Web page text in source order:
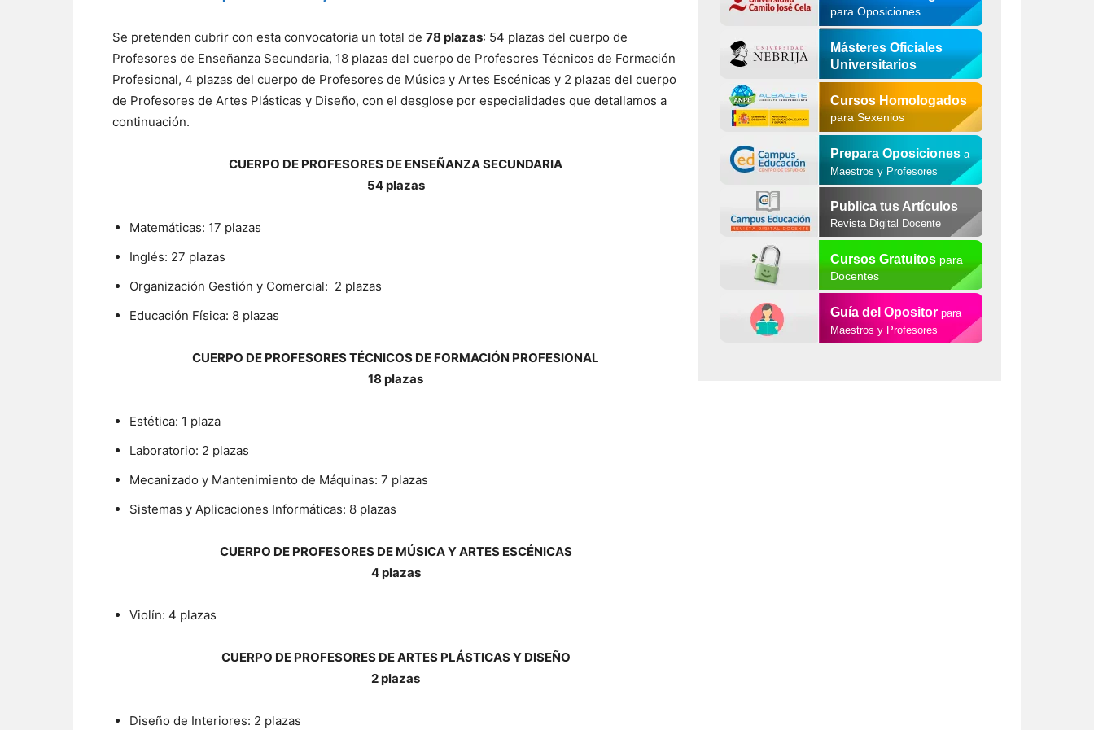
Se pretenden cubrir con esta convocatoria un total de 78 plazas: 54 plazas del cuerpo de
Profesores de Enseñanza Secundaria, 18 plazas del cuerpo de Profesores Técnicos de Formación
Profesional, 4 plazas del cuerpo de Profesores de Música y Artes Escénicas y 2 plazas del cuerpo
de Profesores de Artes Plásticas y Diseño, con el desglose por especialidades que detallamos a
continuación.
CUERPO DE PROFESORES DE ENSEÑANZA SECUNDARIA
54 plazas
Matemáticas: 17 plazas
Inglés: 27 plazas
Organización Gestión y Comercial: 2 plazas
Educación Física: 8 plazas
CUERPO DE PROFESORES TÉCNICOS DE FORMACIÓN PROFESIONAL
18 plazas
Estética: 1 plaza
Laboratorio: 2 plazas
Mecanizado y Mantenimiento de Máquinas: 7 plazas
Sistemas y Aplicaciones Informáticas: 8 plazas
CUERPO DE PROFESORES DE MÚSICA Y ARTES ESCÉNICAS
4 plazas
Violín: 4 plazas
CUERPO DE PROFESORES DE ARTES PLÁSTICAS Y DISEÑO
2 plazas
Diseño de Interiores: 2 plazas
para Oposiciones
Másteres Oficiales
Universitarios
Cursos Homologados
para Sexenios
Prepara Oposiciones a
Maestros y Profesores
Publica tus Artículos
Revista Digital Docente
Cursos Gratuitospara
Docentes
Guía del Opositor para
Maestros y Profesores